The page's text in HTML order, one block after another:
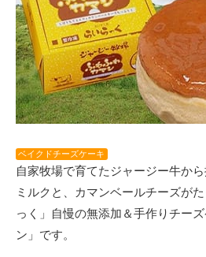
ベイクドチーズケーキ
自家牧場で育てたジャージー牛か
ミルクと、カマンベールチーズが
っく」自慢の無添加＆手作りチー
ン」です。